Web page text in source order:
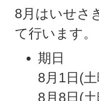
8月はいせさ
て行います。
期日
8月1日(
8月8日(